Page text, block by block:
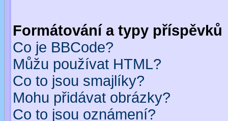
Formátování a typy příspěvků
Co je BBCode?
Můžu používat HTML?
Co to jsou smajlíky?
Mohu přidávat obrázky?
Co to jsou oznámení?